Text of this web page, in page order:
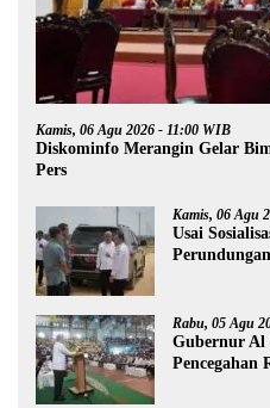
Kamis, 06 Agu 2026 - 11:00 WIB
Diskominfo Merangin Gelar
Pers
Kamis, 06 Agu
Usai
Rabu, 05 Agu
Gubernur Al
Pencegahan